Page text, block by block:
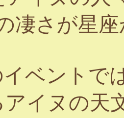
凄さが星
ベントで
イヌの天